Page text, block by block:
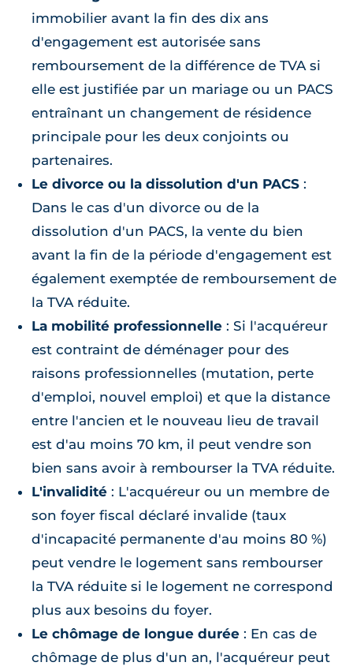
immobilier avant la fin des dix ans
d'engagement est autorisée sans
remboursement de la différence de TVA si
elle est justifiée par un mariage ou un PACS
entraînant un changement de résidence
principale pour les deux conjoints ou
partenaires.
Le divorce ou la dissolution d'un PACS :
Dans le cas d'un divorce ou de la
dissolution d'un PACS, la vente du bien
avant la fin de la période d'engagement est
également exemptée de remboursement de
la TVA réduite.
La mobilité professionnelle : Si l'acquéreur
est contraint de déménager pour des
raisons professionnelles (mutation, perte
d'emploi, nouvel emploi) et que la distance
entre l'ancien et le nouveau lieu de travail
est d'au moins 70 km, il peut vendre son
bien sans avoir à rembourser la TVA réduite.
L'invalidité : L'acquéreur ou un membre de
son foyer fiscal déclaré invalide (taux
d'incapacité permanente d'au moins 80 %)
peut vendre le logement sans rembourser
la TVA réduite si le logement ne correspond
plus aux besoins du foyer.
Le chômage de longue durée : En cas de
chômage de plus d'un an, l'acquéreur peut